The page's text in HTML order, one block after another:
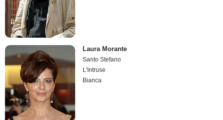
Laura Morante
Santo Stefano
L'Intruse
Bianca